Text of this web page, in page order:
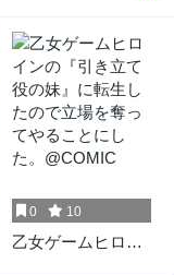
0 10
乙女ゲームヒロイ